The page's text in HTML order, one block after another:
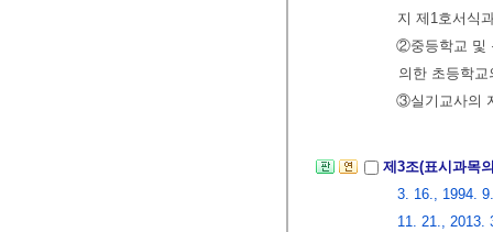
지 제1호서식
②중등학교 및
의한 초등학
③실기교사의
제3조(표시과목
3. 16., 1994.
11. 21., 2013.